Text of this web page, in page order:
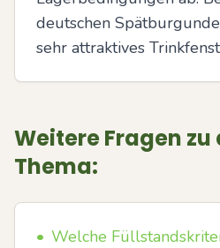
deutschen
sehr attraktives
Weitere Fragen zu
Thema:
• Welche